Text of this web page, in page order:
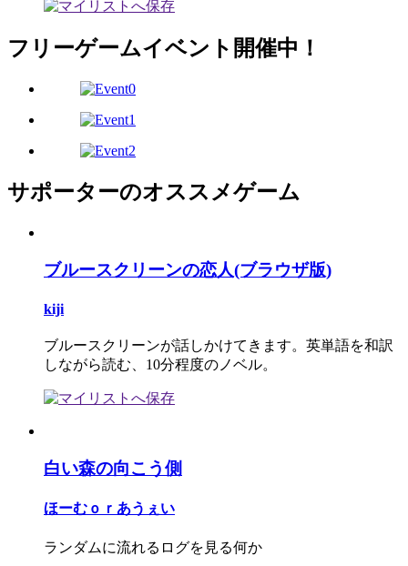
フリーゲームイベント開催中！
サポーターのオススメゲーム
ブルースクリーンの恋人(ブラウザ版)
kiji
ブルースクリーンが話しかけてきます。英単語を和訳
しながら読む、10分程度のノベル。
白い森の向こう側
ほーむｏｒあうぇい
ランダムに流れるログを見る何か